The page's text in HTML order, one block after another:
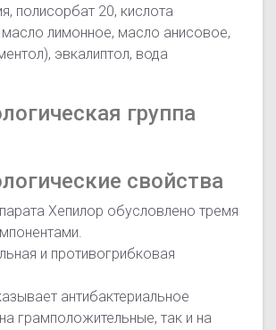
полисорбат 20, кислота
лимонное, масло анисовое,
эвкалиптол, вода
группа
свойства
Хепилор обусловлено тремя
и противогрибковая
антибактериальное
грамположительные, так и на